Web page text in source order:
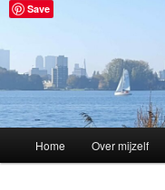
Skip
Home Over mijzelf
Save